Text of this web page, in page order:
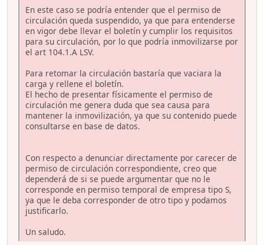
En este caso se podría entender que el permiso de
circulación queda suspendido, ya que para entenderse
en vigor debe llevar el boletín y cumplir los requisitos
para su circulación, por lo que podría inmovilizarse por
el art 104.1.A LSV.
Para retomar la circulación bastaría que vaciara la
carga y rellene el boletín.
El hecho de presentar físicamente el permiso de
circulación me genera duda que sea causa para
mantener la inmovilización, ya que su contenido puede
consultarse en base de datos.
Con respecto a denunciar directamente por carecer de
permiso de circulación correspondiente, creo que
dependerá de si se puede argumentar que no le
corresponde en permiso temporal de empresa tipo S,
ya que le deba corresponder de otro tipo y podamos
justificarlo.
Un saludo.